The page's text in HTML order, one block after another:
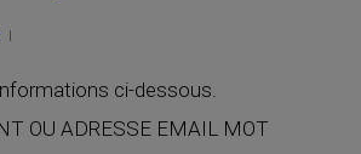
ci-dessous.
OU ADRESSE EMAIL MOT